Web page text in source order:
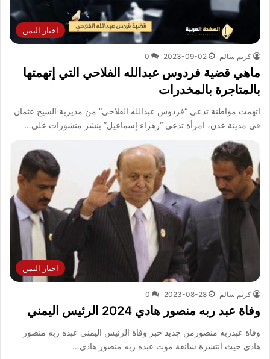
اخبار اليمن
كريم سالم 2023-09-02
0
ماهي قضية فردوس عبدالله الفلاحي التي إتهمتها
بالمتاجرة بالمخدرات
اتهمت مواطنة تدعى “فردوس عبدالله الفلاحي” من مديرية الشيخ عثمان
في مدينة عدن، امرأة تدعى “زهراء إسماعيل” بنشر منشورات على…
اخبار اليمن
كريم سالم 2023-08-28
0
وفاة عبد ربه منصور هادي 2024 الرئيس اليمني
وفاة عبدربه منصورمن جديد خبر وفاة الرئيس اليمني عبده ربه منصور
هادي حيث انتشرة شائعة موت عبده ربه منصور هادي…